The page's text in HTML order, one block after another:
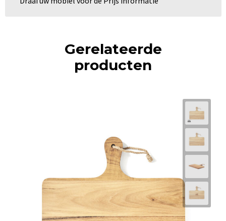
Gerelateerde
producten